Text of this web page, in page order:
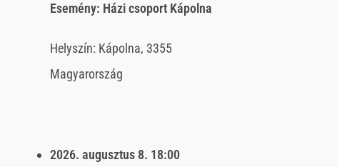
Esemény: Házi csoport Kápolna
Helyszín: Kápolna, 3355
Magyarország
2026. augusztus 8. 18:00